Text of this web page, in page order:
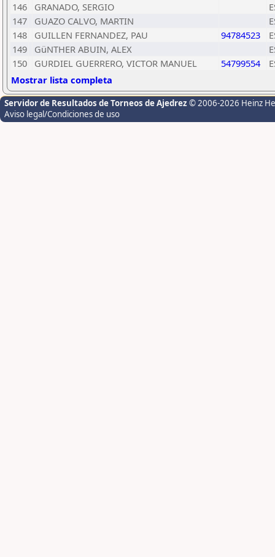
146
GRANADO, SERGIO
147
GUAZO CALVO, MARTIN
148
GUILLEN FERNANDEZ, PAU 94784523
149
GüNTHER ABUIN, ALEX
150
GURDIEL GUERRERO, VICTOR MANUEL 54799554
Mostrar lista completa
Servidor de Resultados de Torneos de Ajedrez © 2006-2026 Heinz
Aviso legal/Condiciones de uso